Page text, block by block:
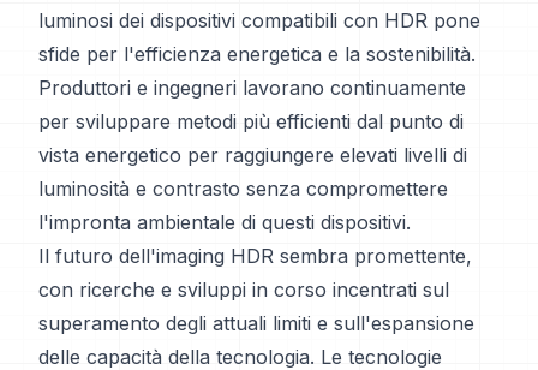
luminosi dei dispositivi compatibili con HDR pone
sfide per l'efficienza energetica e la sostenibilità.
Produttori e ingegneri lavorano continuamente
per sviluppare metodi più efficienti dal punto di
vista energetico per raggiungere elevati livelli di
luminosità e contrasto senza compromettere
l'impronta ambientale di questi dispositivi.
Il futuro dell'imaging HDR sembra promettente,
con ricerche e sviluppi in corso incentrati sul
superamento degli attuali limiti e sull'espansione
delle capacità della tecnologia. Le tecnologie